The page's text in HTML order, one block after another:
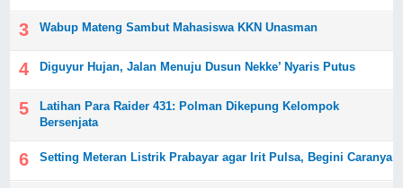
Wabup Mateng Sambut Mahasiswa KKN Unasman
Diguyur Hujan, Jalan Menuju Dusun Nekke’ Nyaris Putus
Latihan Para Raider 431: Polman Dikepung Kelompok
Bersenjata
Setting Meteran Listrik Prabayar agar Irit Pulsa, Begini Caranya